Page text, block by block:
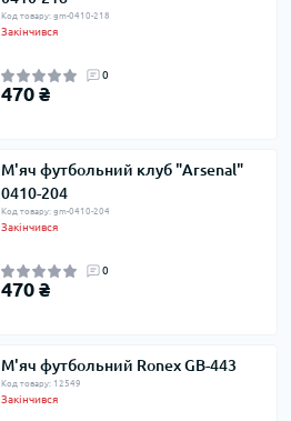
Код товару: gm-0410-218
Закінчився
0
470 ₴
М'яч футбольний клуб "Arsenal"
0410-204
Код товару: gm-0410-204
Закінчився
0
470 ₴
М'яч футбольний Ronex GB-443
Код товару: 12549
Закінчився